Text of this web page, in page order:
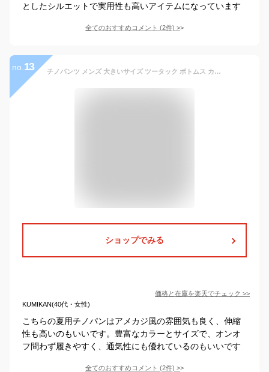
としたシルエットで実用性も高いアイテムになっています
全てのおすすめコメント (2件) >
no. 13 チノパンツ メンズ 大きいサイズ ツータック ボトムス カラーパンツ ワークパンツ ゴルフ ストレッチ ビジカジ アメカジ 黒 緑 茶 紺 ロングパンツ 長ズボン 95 100 105 110 115 120 125 130 140 150 160 170 サカゼン
ショップでみる
価格と在庫を楽天でチェック >>
KUMIKAN(40代・女性)
こちらの夏用チノパンはアメカジ風の雰囲気も良く、伸縮
性も高いのもいいです。豊富なカラーとサイズで、オンオ
フ問わず履きやすく、通気性にも優れているのもいいです
全てのおすすめコメント (2件) >